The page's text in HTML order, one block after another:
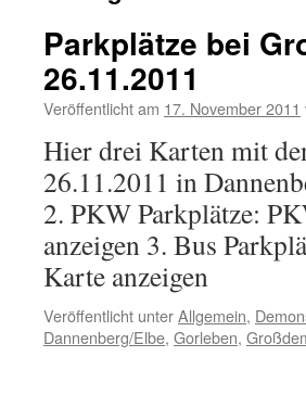
Parkplätze bei
26.11.2011
Veröffentlicht am 17. November 2011
Hier drei Karten mit
26.11.2011 in
2. PKW Parkplätze:
anzeigen 3. Bus
Karte anzeigen
Veröffentlicht unterAllgemein,
Dannenberg/Elbe, Gorleben,